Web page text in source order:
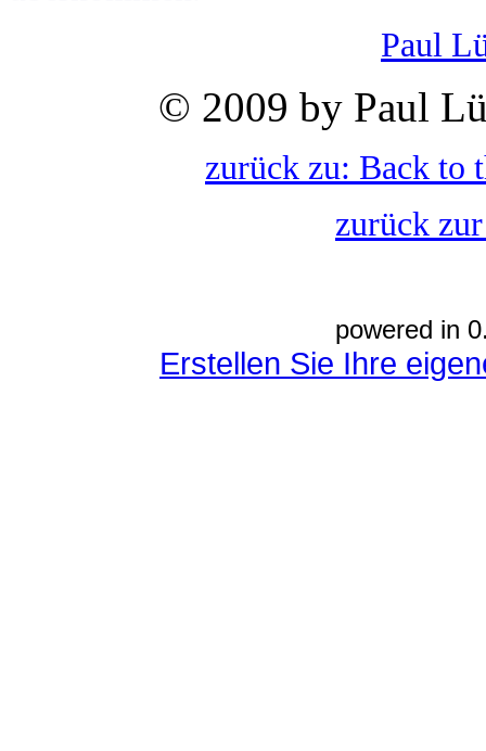
Paul
© 2009 by Paul
zurück zu: Back to
zurück
powered in
Erstellen Sie Ihre